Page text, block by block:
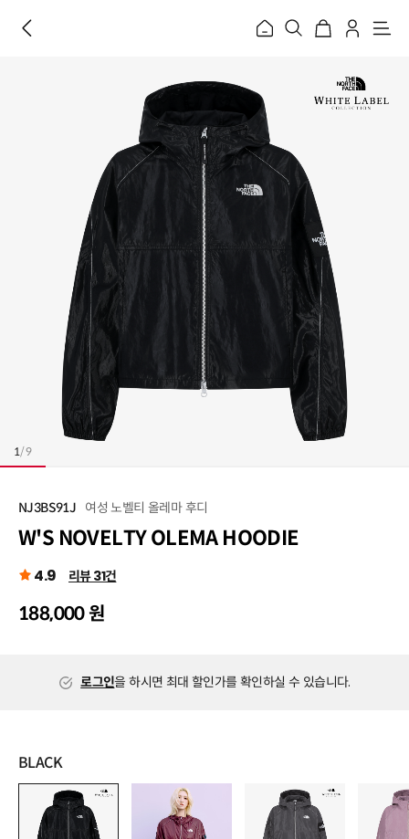
홈
메
1/9
NJ3BS91J 여성 노벨티 올레마 후디
W'S NOVELTY OLEMA HOODIE
4.9 리뷰 31건
188,000 원
로그인을 하시면 최대 할인가를 확인하실 수 있습니다.
BLACK